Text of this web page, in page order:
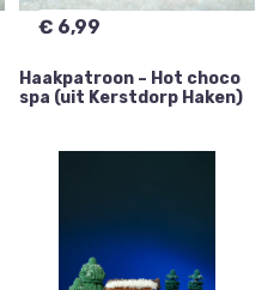
€ 6,99
Haakpatroon – Hot choco
spa (uit Kerstdorp Haken)